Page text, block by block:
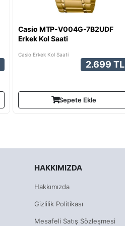
Casio MTP-V004G-7B2UDF
Erkek Kol Saati
Casio Erkek Kol Saati
2.699 TL
Sepete Ekle
HAKKIMIZDA
Hakkımızda
Gizlilik Politikası
Mesafeli Satış Sözleşmesi